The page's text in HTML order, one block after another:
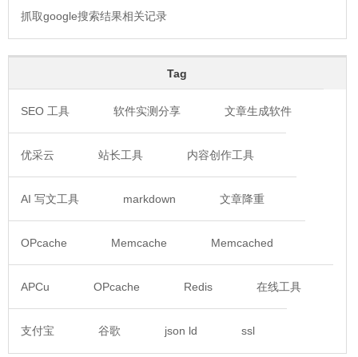
抓取google搜索结果相关记录
Tag
SEO 工具 软件实测分享 文章生成软件
优采云 站长工具 内容创作工具
AI 写文工具 markdown 文章降重
OPcache Memcache Memcached
APCu OPcache Redis 在线工具
支付宝 谷歌 json ld ssl